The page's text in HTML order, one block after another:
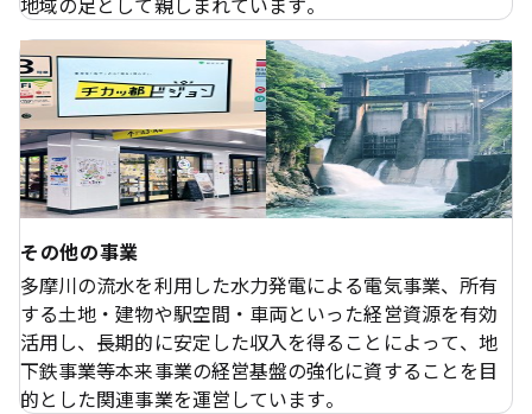
その他の事業
多摩川の流水を利用した水力発電による電気事業、所有
する土地・建物や駅空間・車両といった経営資源を有効
活用し、長期的に安定した収入を得ることによって、地
下鉄事業等本来事業の経営基盤の強化に資することを目
的とした関連事業を運営しています。